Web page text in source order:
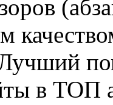
в ТОП